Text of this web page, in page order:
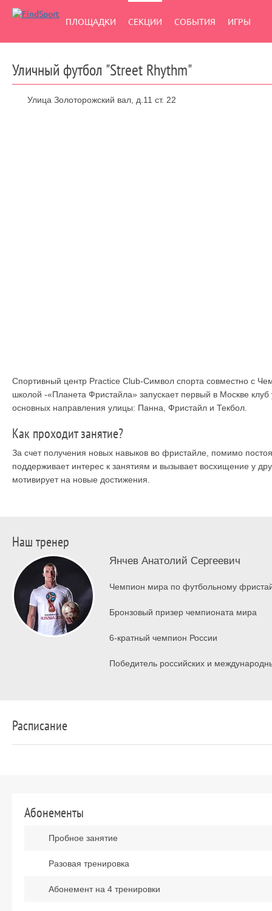
ПЛОЩАДКИ СЕКЦИИ СОБЫТИЯ ИГРЫ
Уличный футбол "Street Rhythm"
Улица Золоторожский вал, д.11 ст. 22
Спортивный центр Practice Club-Символ спорта совместно с
школой -«Планета Фристайла» запускает первый в Москве
основных направления улицы: Панна, Фристайл и Текбол.
Как проходит занятие?
За счет получения новых навыков во фристайле, помимо
поддерживает интерес к занятиям и вызывает восхищение у
мотивирует на новые достижения.
Наш тренер
Янчев Анатолий Сергеевич
Чемпион мира по футбольному
Бронзовый призер чемпионата мира
6-кратный чемпион России
Победитель российских и
Расписание
Абонементы
Пробное занятие
Разовая тренировка
Абонемент на 4 тренировки